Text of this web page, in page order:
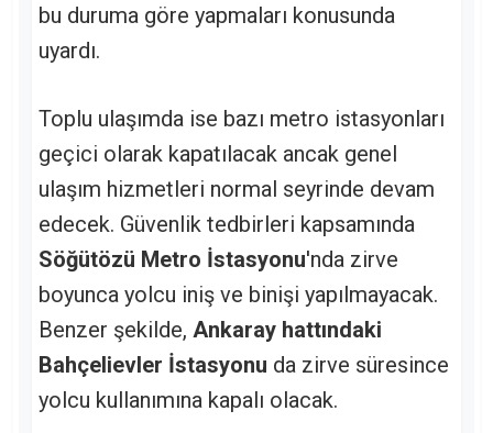
bu duruma göre yapmaları konusunda
uyardı.
Toplu ulaşımda ise bazı metro istasyonları
geçici olarak kapatılacak ancak genel
ulaşım hizmetleri normal seyrinde devam
edecek. Güvenlik tedbirleri kapsamında
Söğütözü Metro İstasyonu'nda zirve
boyunca yolcu iniş ve binişi yapılmayacak.
Benzer şekilde, Ankaray hattındaki
Bahçelievler İstasyonu da zirve süresince
yolcu kullanımına kapalı olacak.